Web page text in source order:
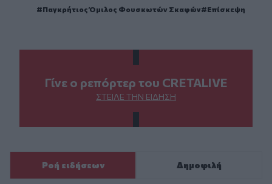
Παγκρήτιος Όμιλος Φουσκωτών Σκαφών
Επίσκεψη
Γίνε ο ρεπόρτερ του CRETALIVE
ΣΤΕΊΛΕ ΤΗΝ ΕΊΔΗΣΗ
Ροή ειδήσεων Δημοφιλή